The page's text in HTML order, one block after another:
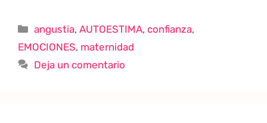
angustia,AUTOESTIMA,confianza,
EMOCIONES, maternidad
Deja un comentario